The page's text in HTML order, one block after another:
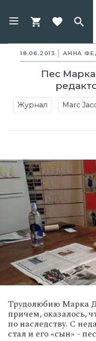
18.06.2013 АННА
Пес
Журнал Marc
Трудолюбию Марка
причем, оказалось,
по наследству. С
стал и его «сын» -